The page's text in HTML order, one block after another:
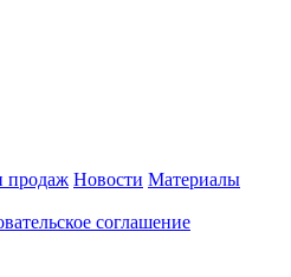
продаж Новости Материалы
соглашение